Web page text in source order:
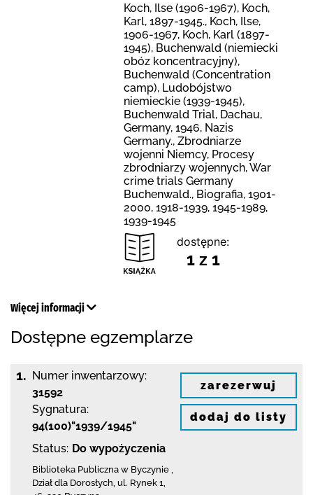
Koch, Ilse (1906-1967), Koch,
Karl, 1897-1945., Koch, Ilse,
1906-1967, Koch, Karl (1897-
1945), Buchenwald (niemiecki
obóz koncentracyjny),
Buchenwald (Concentration
camp), Ludobójstwo
niemieckie (1939-1945),
Buchenwald Trial, Dachau,
Germany, 1946, Nazis
Germany., Zbrodniarze
wojenni Niemcy, Procesy
zbrodniarzy wojennych, War
crime trials Germany
Buchenwald., Biografia, 1901-
2000, 1918-1939, 1945-1989,
1939-1945
dostępne:
1 z 1
Więcej informacji
Dostępne egzemplarze
1. Numer inwentarzowy:
31592
Sygnatura:
94(100)"1939/1945"
Status: Do wypożyczenia
Biblioteka Publiczna w Byczynie
Dział dla Dorosłych, ul. Rynek 1
zarezerwuj
dodaj do listy